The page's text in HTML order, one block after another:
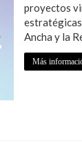
proyectos
Ancha y la
Más